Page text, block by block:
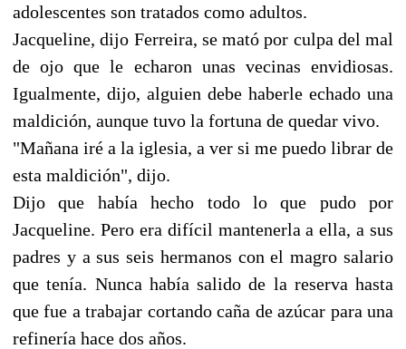
adolescentes son tratados como adultos.
Jacqueline, dijo Ferreira, se mató por culpa del mal
de ojo que le echaron unas vecinas envidiosas.
Igualmente, dijo, alguien debe haberle echado una
maldición, aunque tuvo la fortuna de quedar vivo.
"Mañana iré a la iglesia, a ver si me puedo librar de
esta maldición", dijo.
Dijo que había hecho todo lo que pudo por
Jacqueline. Pero era difícil mantenerla a ella, a sus
padres y a sus seis hermanos con el magro salario
que tenía. Nunca había salido de la reserva hasta
que fue a trabajar cortando caña de azúcar para una
refinería hace dos años.